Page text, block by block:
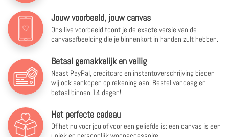
Jouw voorbeeld, jouw canvas
Ons live voorbeeld toont je de exacte versie van de
canvasafbeelding die je binnenkort in handen zult hebben.
Betaal gemakkelijk en veilig
Naast PayPal, creditcard en instantoverschrijving bieden
wij ook aankopen op rekening aan. Bestel vandaag en
betaal binnen 14 dagen!
Het perfecte cadeau
Of het nu voor jou of voor een geliefde is: een canvas is een